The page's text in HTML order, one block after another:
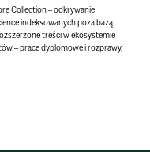
Collection –odkrywanie
indeksowanych poza bazą
treści w ekosystemie
– prace dyplomowe i rozprawy,